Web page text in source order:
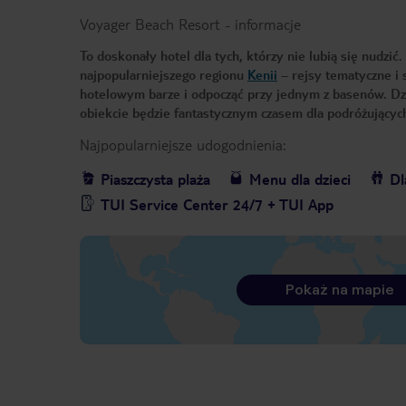
Voyager Beach Resort - informacje
To doskonały hotel dla tych, którzy nie lubią się
najpopularniejszego regionu Kenii – rejsy tematyczne i
hotelowym barze i odpocząć przy jednym z basenów.
obiekcie będzie fantastycznym czasem dla
Najpopularniejsze udogodnienia:
Piaszczysta plaża
Menu dla dzieci
TUI Service Center 24/7 + TUI App
Pokaż na mapie